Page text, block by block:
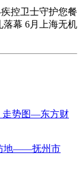
控卫士守护您餐
幕 6月上海无机
走势图—东方财
地——抚州市